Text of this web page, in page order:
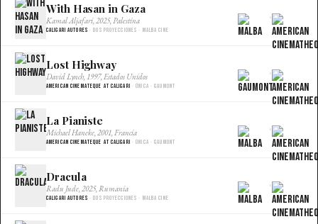
With Hasan in Gaza
Kamal Aljafari, 2025, Palestina
Caligari Autores · Dos proyecciones · Malba Cine
×
Lost Highway
David Lynch, 1997, Estados Unidos
American Cinemateque at Caligari · Única · Gaumont
×
La Pianiste
Michael Haneke, 2001, Francia
American Cinemateque at Caligari · Única · Gaumont
×
Dracula
Radu Jude, 2025, Rumania
Caligari Autores · Dos proyecciones · Malba Cine
×